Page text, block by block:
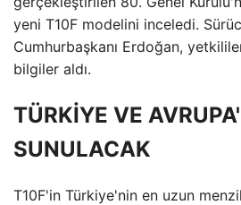
yeni T10F modelini inceledi.
Cumhurbaşkanı Erdoğan,
bilgiler aldı.
TÜRKİYE VE
SUNULACAK
T10F'in Türkiye'nin en uzun